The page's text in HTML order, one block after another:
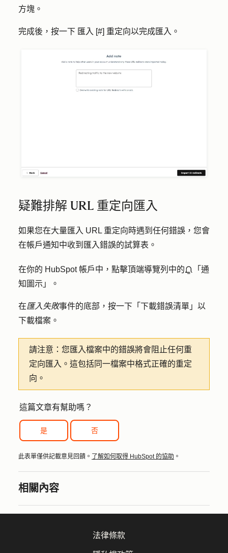
方塊。
完成後，按一下 匯入 [#] 重定向以完成匯入。
疑難排解 URL 重定向匯入
如果您在大量匯入 URL 重定向時遇到任何錯誤，您會
在帳戶通知中收到匯入錯誤的試算表。
在你的 HubSpot 帳戶中，點擊頂端導覽列中的
「通
知圖示」。
在匯入失敗事件的底部，按一下「 下載錯誤清單」 以
下載檔案。
請注意： 您匯入檔案中的錯誤將會阻止任何重
定向匯入。這包括同一檔案中格式正確的重定
向。
這篇文章有幫助嗎？
是 否
此表單僅供記載意見回饋。 了解如何取得 HubSpot 的協助 。
相關內容
法律條款